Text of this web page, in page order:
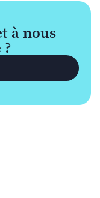
rencontre
les nombreux livres
depuis les
à nous